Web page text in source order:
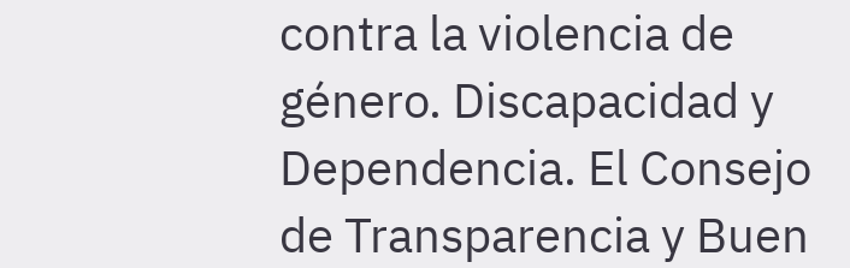
contra la violencia de
género. Discapacidad y
Dependencia. El Consejo
de Transparencia y Buen